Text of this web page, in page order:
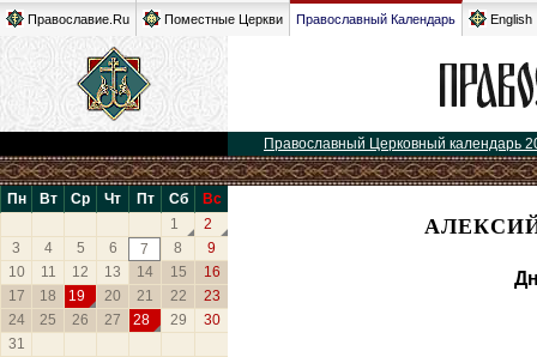
Православие.Ru Поместные Церкви Православный Календарь English
Православный Церковный календарь
Пн Вт Ср Чт Пт Сб
Вс
1
2
3
4 5 6 7 8
9
10
11 12 13 14 15
16
17
18 19 20 21 22
23
24
25 26 27 28 29
30
31